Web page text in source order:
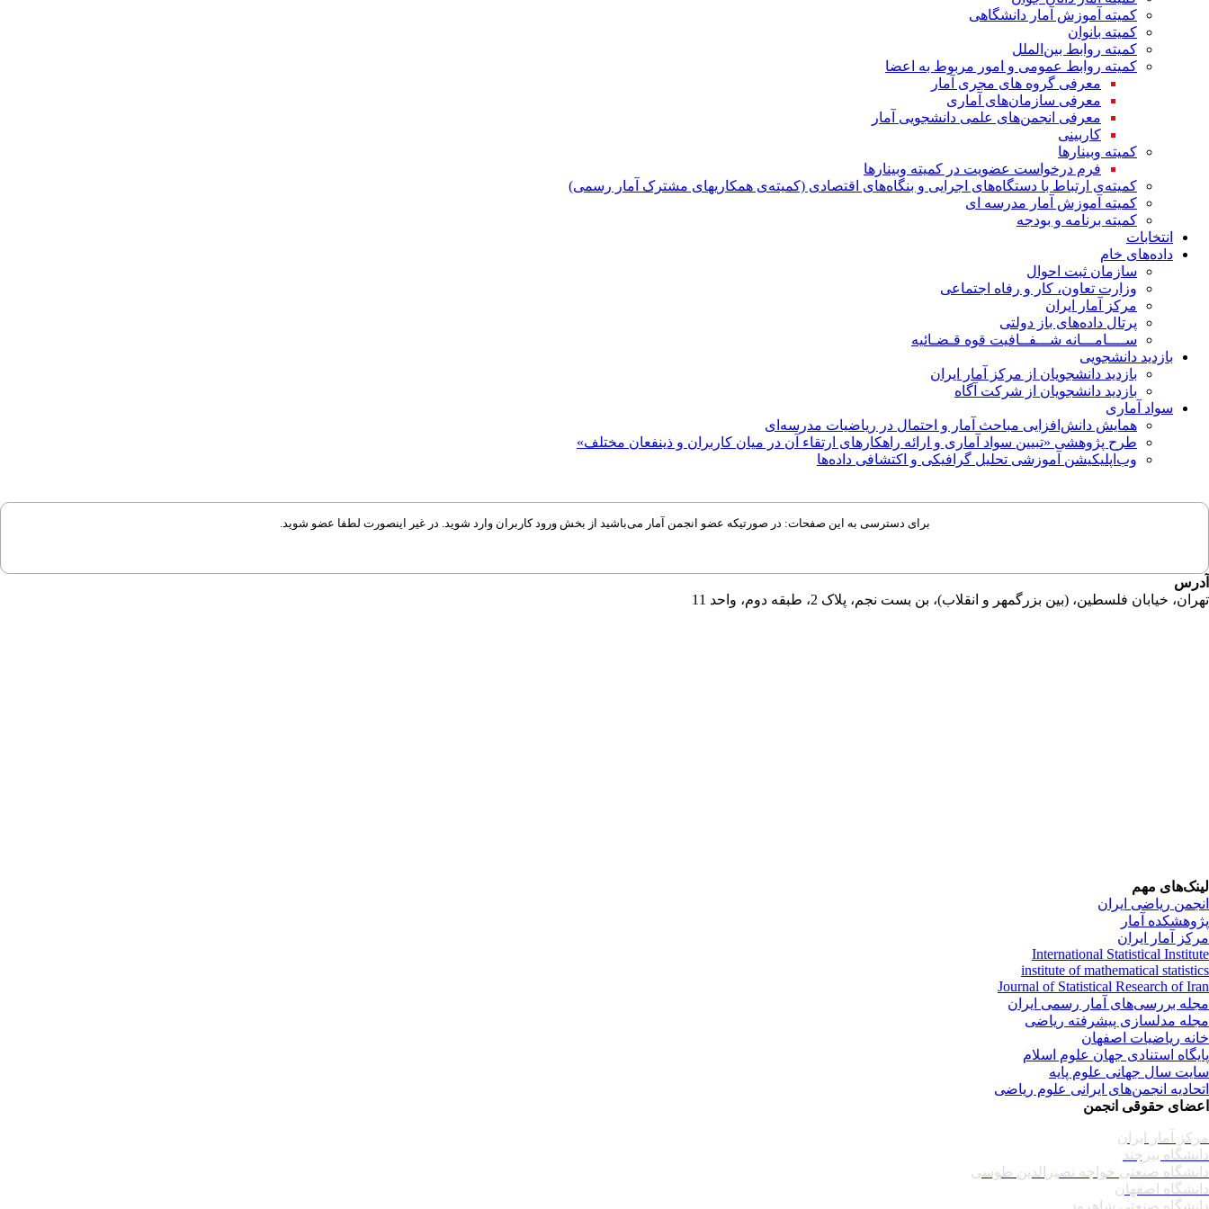
کمیته آموزش آمار دانشگاهی
کمیته بانوان
کمیته روابط بین‌الملل
کمیته روابط عمومی و امور مربوط به اعضا
معرفی گروه های مجری آمار
معرفی سازمان‌های آماری
معرفی انجمن‌های علمی دانشجویی آمار
کاربینی
کمیته وبینارها
فرم درخواست عضویت در کمیته وبینارها
کمیته‌ی ارتباط با دستگاه‌های اجرایی و بنگاه‌های اقتصادی (کمیته‌ی همکاریهای مشترک آمار رسمی)
کمیته آموزش آمار مدرسه ای
کمیته برنامه و بودجه
انتخابات
داده‌های خام
سازمان ثبت احوال
وزارت تعاون، کار و رفاه اجتماعی
مرکز آمار ایران
پرتال داده‌های باز دولتی
ســــامـــانه شـــفــافیت قوه قـضـائیه
بازدید دانشجویی
بازدید دانشجویان از مرکز آمار ایران
بازدید دانشجویان از شرکت آگاه
سواد آماری
همایش دانش‌افزایی مباحث آمار و احتمال در ریاضیات مدرسه‌ای
طرح پژوهشی «تبیین سواد آماری و ارائه راهکارهای ارتقاء آن در میان کاربران و ذینفعان مختلف»
وب‌اپلیکیشن آموزشی تحلیل گرافیکی و اکتشافی داده‌ها
برای دسترسی به این صفحات: در صورتیکه عضو انجمن آمار می‌باشید از بخش ورود کاربران وارد شوید. در غیر اینصورت لطفا عضو شوید.
آدرس
تهران، خیابان فلسطین، (بین بزرگمهر و انقلاب)، بن بست نجم، پلاک 2، طبقه دوم، واحد 11
لینک‌های مهم
انجمن ریاضی ایران
پژوهشکده آمار
مرکز آمار ایران
International Statistical Institute
institute of mathematical statistics
Journal of Statistical Research of Iran
مجله بررسی‌های آمار رسمی ایران
مجله مدلسازی پیشرفته ریاضی
خانه ریاضیات اصفهان
پایگاه استنادی جهان علوم اسلام
سایت سال جهانی علوم پایه
اتحادیه انجمن‌های ایرانی علوم ریاضی
اعضای حقوقی انجمن
مرکز آمار ایران
دانشگاه بیرجند
دانشگاه صنعتی خواجه نصیرالدین طوسی
دانشگاه اصفهان
دانشگاه صنعتی شاهرود